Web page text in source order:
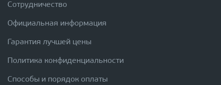
Сотрудничество
Официальная информация
Гарантия лучшей цены
Политика конфиденциальности
Способы и порядок оплаты